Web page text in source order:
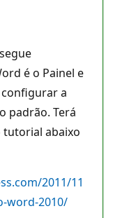
é o Painel e
a
padrão. Terá
tutorial abaixo
2011/11
word-2010/